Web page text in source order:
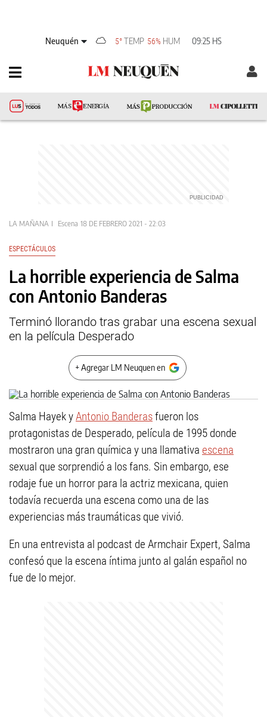
Neuquén 5° TEMP 56% HUM 09:25 HS
LA MAÑANA Escena 18 DE FEBRERO 2021 - 22:03
ESPECTÁCULOS
La horrible experiencia de Salma
con Antonio Banderas
Terminó llorando tras grabar una escena sexual
en la película Desperado
+ Agregar LM Neuquen en
Salma Hayek yAntonio Banderasfueron los
protagonistas de Desperado, película de 1995 donde
mostraron una gran química y una llamativa escena
sexual que sorprendió a los fans. Sin embargo, ese
rodaje fue un horror para la actriz mexicana, quien
todavía recuerda una escena como una de las
experiencias más traumáticas que vivió.
En una entrevista al podcast de Armchair Expert, Salma
confesó que la escena íntima junto al galán español no
fue de lo mejor.